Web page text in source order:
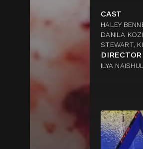
CAST
HALEY
DANILA
STEWART,
DIRECTOR
ILYA